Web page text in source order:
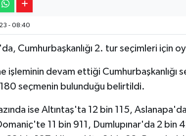
- 08:40
Cumhurbaşkanlığı 2. tur seçimleri için
işleminin devam ettiği Cumhurbaşkanlığı
seçmenin bulunduğu belirtildi.
ise Altıntaş'ta 12 bin 115,
11 bin 911, Dumlupınar'da 2